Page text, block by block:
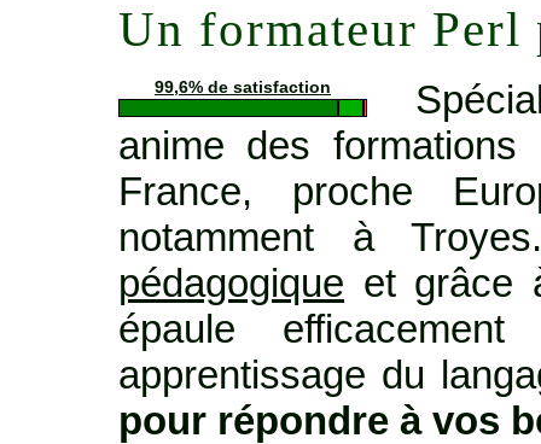
Un formateur Perl
99,6% de satisfaction
anime des
France, proche
notamment à
pédagogique et grâce
épaule
apprentissage du
pour répondre à vos